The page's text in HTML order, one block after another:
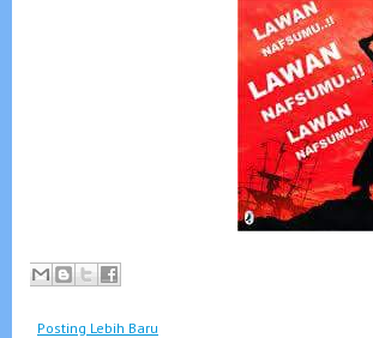
Posting Lebih Baru